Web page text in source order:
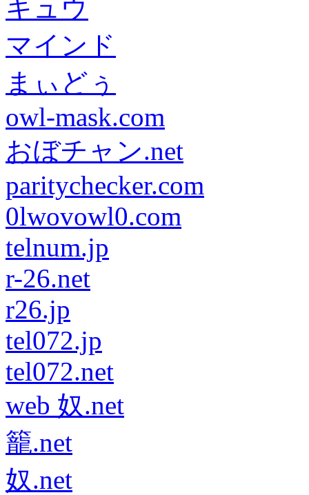
キュウ
マインド
まぃどぅ
owl-mask.com
おぼチャン.net
paritychecker.com
0lwovowl0.com
telnum.jp
r-26.net
r26.jp
tel072.jp
tel072.net
web 奴.net
籠.net
奴.net